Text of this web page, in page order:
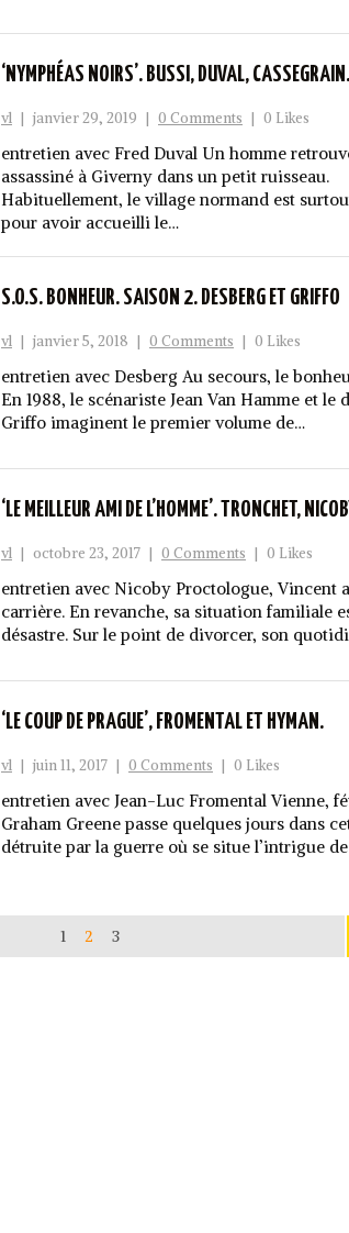
‘NYMPHÉAS NOIRS’. BUSSI, DUVAL, CASSEGRAIN.
vl | janvier 29, 2019 | 0 Comments | 0 Likes
entretien avec Fred Duval Un homme
assassiné à Giverny dans un petit ruisseau.
Habituellement, le village normand est
pour avoir accueilli le…
S.O.S. BONHEUR. SAISON 2. DESBERG ET GRIFFO
vl | janvier 5, 2018 | 0 Comments | 0 Likes
entretien avec Desberg Au secours, le
En 1988, le scénariste Jean Van Hamme et le
Griffo imaginent le premier volume de…
‘LE MEILLEUR AMI DE L’HOMME’. TRONCHET,
vl | octobre 23, 2017 | 0 Comments | 0 Likes
entretien avec Nicoby Proctologue, Vincent
carrière. En revanche, sa situation familiale
désastre. Sur le point de divorcer, son
‘LE COUP DE PRAGUE’, FROMENTAL ET HYMAN.
vl juin 11, 2017 0 Comments 0 Likes
entretien avec Jean-Luc Fromental Vienne,
Graham Greene passe quelques jours dans
détruite par la guerre où se situe l’intrigue
1 2 3